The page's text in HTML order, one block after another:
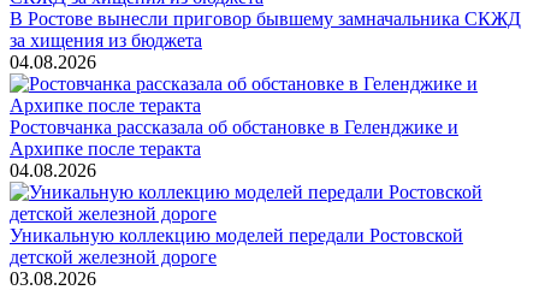
В Ростове вынесли приговор бывшему замначальника СКЖД
за хищения из бюджета
04.08.2026
Ростовчанка рассказала об обстановке в Геленджике и
Архипке после теракта
04.08.2026
Уникальную коллекцию моделей передали Ростовской
детской железной дороге
03.08.2026